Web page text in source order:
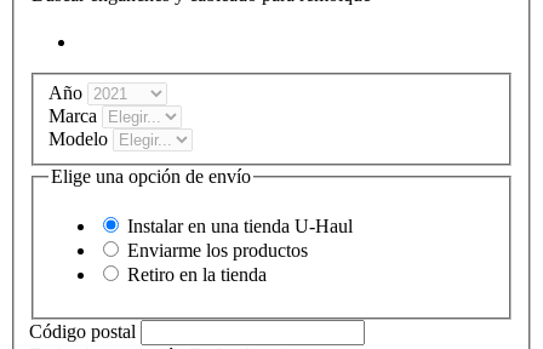
Año
Marca
Modelo
Elige una opción de envío
Instalar en una tienda U-Haul
Enviarme los productos
Retiro en la tienda
Código postal